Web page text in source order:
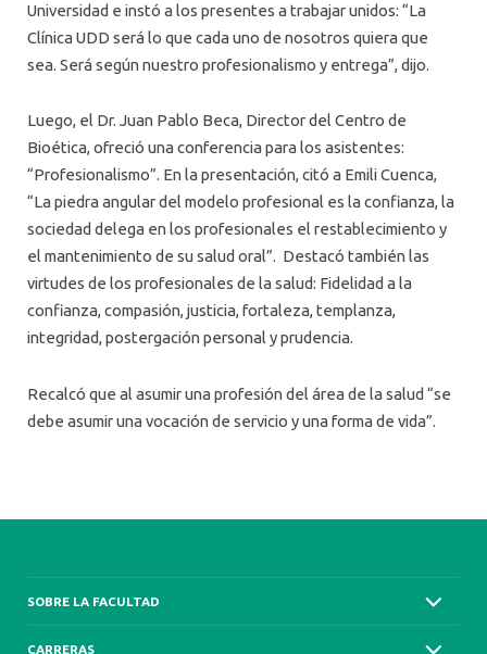
Universidad e instó a los presentes a trabajar unidos: “La
Clínica UDD será lo que cada uno de nosotros quiera que
sea. Será según nuestro profesionalismo y entrega”, dijo.
Luego, el Dr. Juan Pablo Beca, Director del Centro de
Bioética, ofreció una conferencia para los asistentes:
“Profesionalismo”. En la presentación, citó a Emili Cuenca,
“La piedra angular del modelo profesional es la confianza, la
sociedad delega en los profesionales el restablecimiento y
el mantenimiento de su salud oral”. Destacó también las
virtudes de los profesionales de la salud: Fidelidad a la
confianza, compasión, justicia, fortaleza, templanza,
integridad, postergación personal y prudencia.
Recalcó que al asumir una profesión del área de la salud “se
debe asumir una vocación de servicio y una forma de vida”.
SOBRE LA FACULTAD
CARRERAS